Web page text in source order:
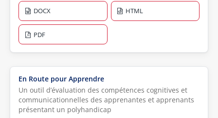
DOCX HTML
PDF
En Route pour Apprendre
Un outil d’évaluation des compétences cognitives et
communicationnelles des apprenantes et apprenants
présentant un polyhandicap